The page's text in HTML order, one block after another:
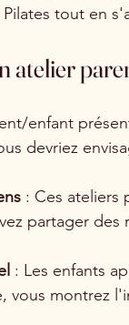
tout en
atelier
enfant
devriez
: Ces ateliers
partager des
: Les enfants
vous montrez